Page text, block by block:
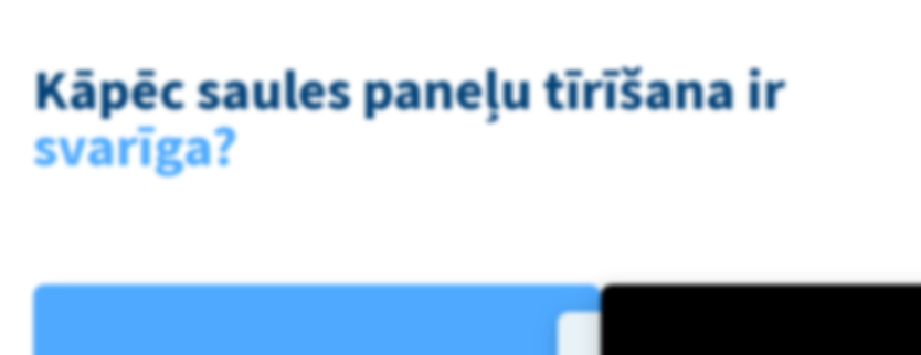
Kāpēc saules paneļu tīrīšana ir
svarīga?